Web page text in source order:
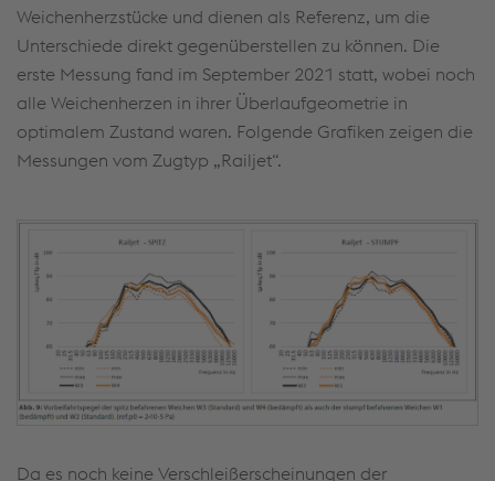
Weichenherzstücke und dienen als Referenz, um die
Unterschiede direkt gegenüberstellen zu können. Die
erste Messung fand im September 2021 statt, wobei noch
alle Weichenherzen in ihrer Überlaufgeometrie in
optimalem Zustand waren. Folgende Grafiken zeigen die
Messungen vom Zugtyp „Railjet“.
Da es noch keine Verschleißerscheinungen der